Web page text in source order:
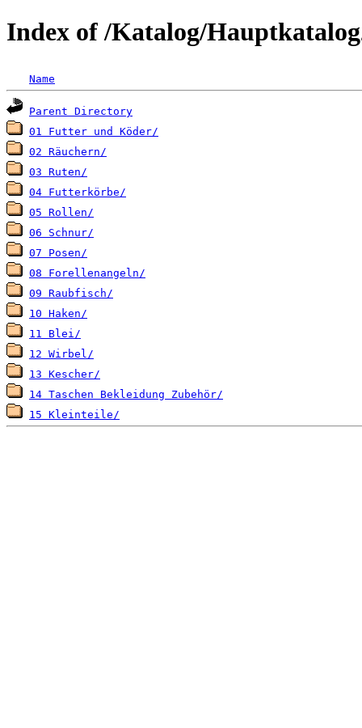
Index of /Katalog/
Name
Parent Directory
01 Futter und Köder/
02 Räuchern/
03 Ruten/
04 Futterkörbe/
05 Rollen/
06 Schnur/
07 Posen/
08 Forellenangeln/
09 Raubfisch/
10 Haken/
11 Blei/
12 Wirbel/
13 Kescher/
14 Taschen Bekleidung Zubehör/
15 Kleinteile/